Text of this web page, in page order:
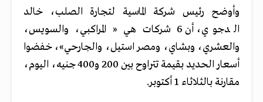
وأوضح رئيس شركة الماسية لتجارة الصلب، خالد
الدجوي، أن 6 شركات هي « المراكبي، والسويس،
والعشري، وبشاي، ومصر استيل، والجارحي»، خفضوا
أسعار الحديد بقيمة تتراوح بين 200 و400 جنيه، اليوم،
مقارنة بالثلاثاء 1 أكتوبر.